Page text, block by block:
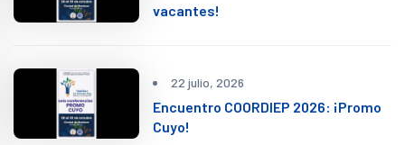
vacantes!
22 julio, 2026
Encuentro COORDIEP 2026: ¡Promo
Cuyo!